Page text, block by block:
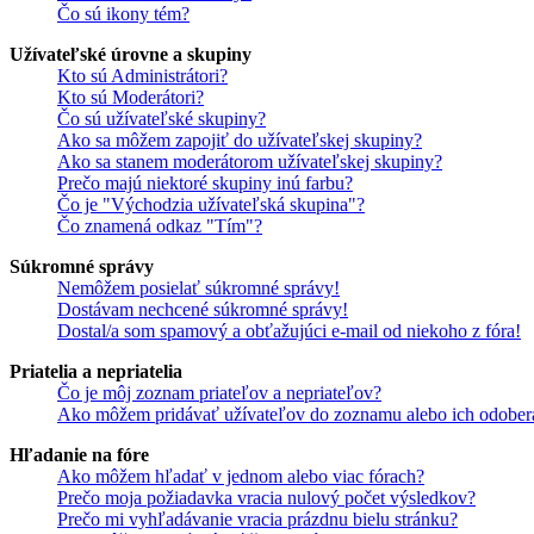
Čo sú ikony tém?
Užívateľské úrovne a skupiny
Kto sú Administrátori?
Kto sú Moderátori?
Čo sú užívateľské skupiny?
Ako sa môžem zapojiť do užívateľskej skupiny?
Ako sa stanem moderátorom užívateľskej skupiny?
Prečo majú niektoré skupiny inú farbu?
Čo je "Východzia užívateľská skupina"?
Čo znamená odkaz "Tím"?
Súkromné správy
Nemôžem posielať súkromné správy!
Dostávam nechcené súkromné správy!
Dostal/a som spamový a obťažujúci e-mail od niekoho z fóra!
Priatelia a nepriatelia
Čo je môj zoznam priateľov a nepriateľov?
Ako môžem pridávať užívateľov do zoznamu alebo ich
Hľadanie na fóre
Ako môžem hľadať v jednom alebo viac fórach?
Prečo moja požiadavka vracia nulový počet výsledkov?
Prečo mi vyhľadávanie vracia prázdnu bielu stránku?